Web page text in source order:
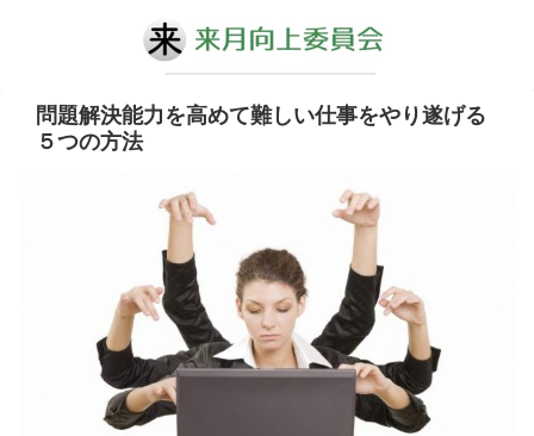
問題解決能力を高めて難しい仕事をやり遂げる
５つの方法